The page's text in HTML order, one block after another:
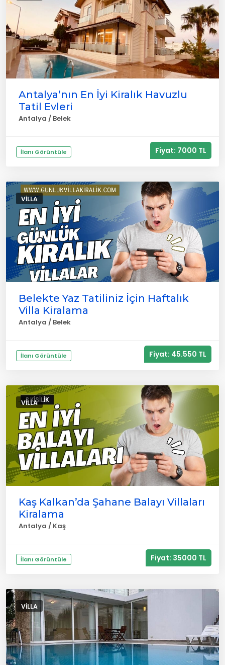
Antalya’nın En İyi Kiralık Havuzlu
Tatil Evleri
Antalya / Belek
İlanı Görüntüle Fiyat: 7000 TL
VILLA
Belekte Yaz Tatiliniz İçin Haftalık
Villa Kiralama
Antalya / Belek
İlanı Görüntüle Fiyat: 45.550 TL
VILLA
Kaş Kalkan’da Şahane Balayı Villaları
Kiralama
Antalya / Kaş
İlanı Görüntüle Fiyat: 35000 TL
VILLA